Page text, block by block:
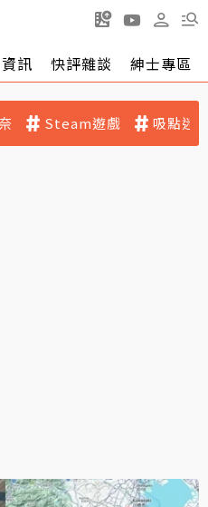
訊 快評雜談 紳士專區
Steam遊戲 吸點迷